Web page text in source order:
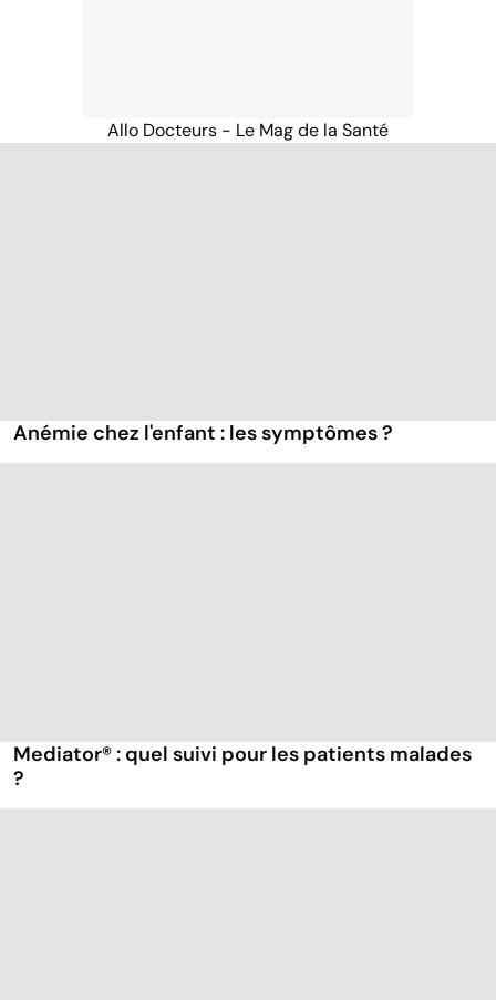
Allo Docteurs - Le Mag de la Santé
Anémie chez l'enfant : les symptômes ?
Mediator® : quel suivi pour les patients malades
?